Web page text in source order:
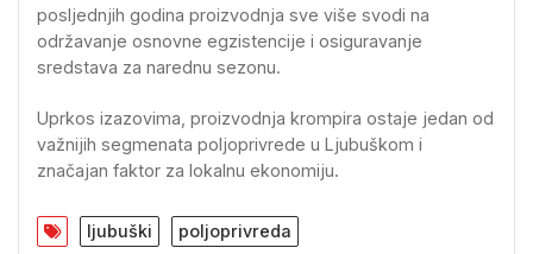
posljednjih godina proizvodnja sve više svodi na
održavanje osnovne egzistencije i osiguravanje
sredstava za narednu sezonu.
Uprkos izazovima, proizvodnja krompira ostaje jedan od
važnijih segmenata poljoprivrede u Ljubuškom i
značajan faktor za lokalnu ekonomiju.
ljubuški poljoprivreda